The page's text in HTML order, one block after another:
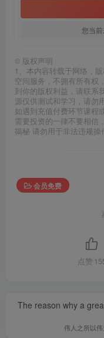
您当
© 版权声明
1、本内容转载于网络，
空间服务，不拥有所有权
到你的版权利益，请联系
源仅供测试和学习，请勿
如遇到充值付费环节课程
需要投资的一律不要相信
揭秘 请勿用于非法违规
会员免费
点赞
The reason why a
伟人之所以